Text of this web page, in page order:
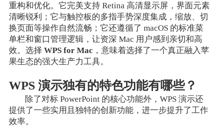
重构和优化。它完美支持 Retina 高清显示屏，界面元素
清晰锐利；它与触控板的多指手势深度集成，缩放、切
换页面等操作自然流畅；它还遵循了 macOS 的标准菜
单栏和窗口管理逻辑，让资深 Mac 用户感到亲切和高
效。选择 WPS for Mac ，意味着选择了一个真正融入苹
果生态的强大生产力工具。
WPS 演示独有的特色功能有哪些？
除了对标 PowerPoint 的核心功能外，WPS 演示还
提供了一些实用且独特的创新功能，进一步提升了工作
效率。